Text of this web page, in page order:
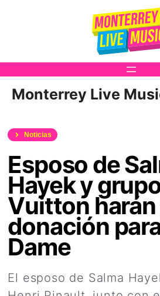
Monterrey Live
Noticias
Esposo de
Hayek y
Vuitton harán
donación
Dame
El esposo de Salma